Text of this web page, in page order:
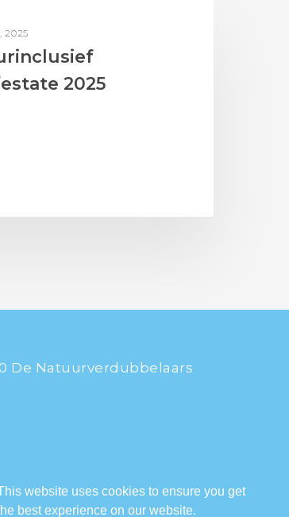
2025
2025
De Natuurverdubbelaars
website uses cookies to ensure you get
best experience on our website.